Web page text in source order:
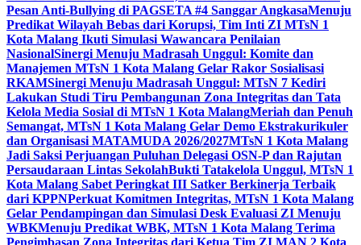
Pesan Anti-Bullying di PAGSETA #4 Sanggar AngkasaMenuju
Predikat Wilayah Bebas dari Korupsi, Tim Inti ZI MTsN 1
Kota Malang Ikuti Simulasi Wawancara Penilaian
NasionalSinergi Menuju Madrasah Unggul: Komite dan
Manajemen MTsN 1 Kota Malang Gelar Rakor Sosialisasi
RKAMSinergi Menuju Madrasah Unggul: MTsN 7 Kediri
Lakukan Studi Tiru Pembangunan Zona Integritas dan Tata
Kelola Media Sosial di MTsN 1 Kota MalangMeriah dan Penuh
Semangat, MTsN 1 Kota Malang Gelar Demo Ekstrakurikuler
dan Organisasi MATAMUDA 2026/2027MTsN 1 Kota Malang
Jadi Saksi Perjuangan Puluhan Delegasi OSN-P dan Rajutan
Persaudaraan Lintas SekolahBukti Tatakelola Unggul, MTsN 1
Kota Malang Sabet Peringkat III Satker Berkinerja Terbaik
dari KPPNPerkuat Komitmen Integritas, MTsN 1 Kota Malang
Gelar Pendampingan dan Simulasi Desk Evaluasi ZI Menuju
WBKMenuju Predikat WBK, MTsN 1 Kota Malang Terima
Pengimbasan Zona Integritas dari Ketua Tim ZI MAN 2 Kota